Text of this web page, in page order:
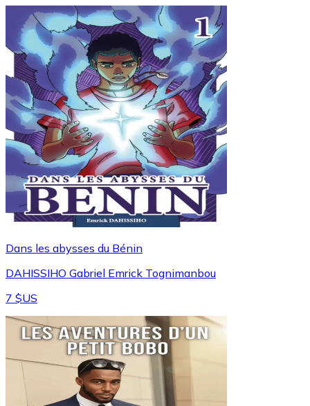
Dans les abysses du Bénin
DAHISSIHO Gabriel Emrick Tognimanbou
7 $US